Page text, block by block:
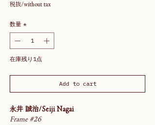
税抜/without tax
数量 *
在庫残り1点
Add to cart
永井 誠治/Seiji Nagai
Frame #26